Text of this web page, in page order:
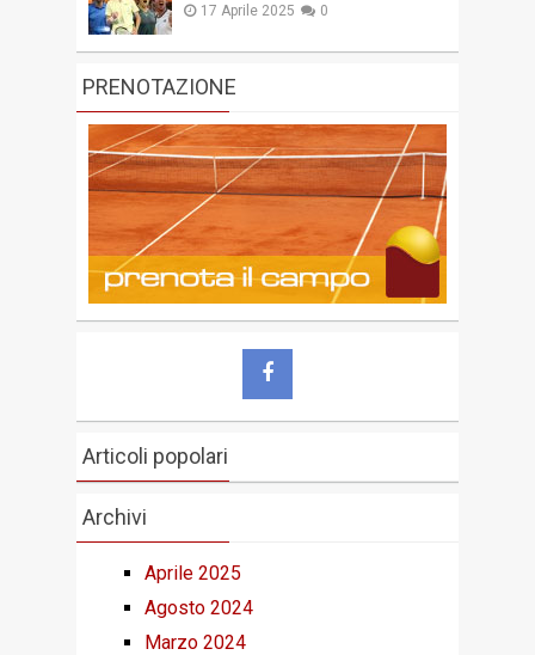
17 Aprile 2025 0
PRENOTAZIONE
Articoli popolari
Archivi
Aprile 2025
Agosto 2024
Marzo 2024